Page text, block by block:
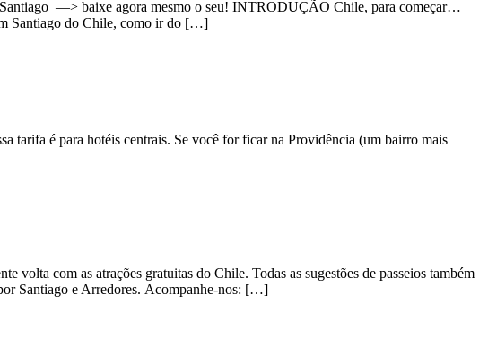
Santiago —> baixe agora mesmo o seu! INTRODUÇÃO Chile, para começar…
Santiago do Chile, como ir do […]
tarifa é para hotéis centrais. Se você for ficar na Providência (um bairro mais
volta com as atrações gratuitas do Chile. Todas as sugestões de passeios também
Santiago e Arredores. Acompanhe-nos: […]